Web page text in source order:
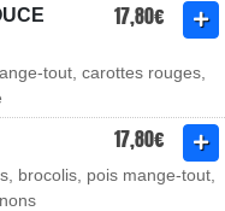
17,80€
tout, carottes rouges,
17,80€
brocolis, pois mange-tout,